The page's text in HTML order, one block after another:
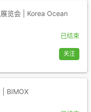
览会 | Korea Ocean
已结束
关注
| BIMOX